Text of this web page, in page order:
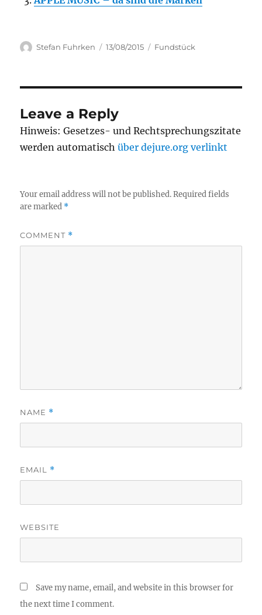
Author
Stefan Fuhrken
Posted
13/08/2015 Categories
Fundstück
Leave a Reply
Hinweis: Gesetzes- und Rechtsprechungszitate
werden automatischüber dejure.org verlinkt
Your email address will not be published. Required fields
are marked *
COMMENT *
NAME *
EMAIL *
WEBSITE
Save my name, email, and website in this browser for
the next time I comment.